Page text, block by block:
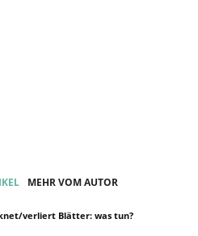
MEHR VOM AUTOR
verliert Blätter: was tun?